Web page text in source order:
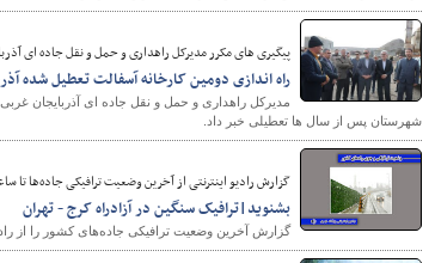
پیگیری های مکرر مدیرکل راهداری و حمل و نقل جاده ای
راه اندازی دومین کارخانه آسفالت تعطیل شده
مدیرکل راهداری و حمل و نقل جاده ای آذربایجان
شهرستان پس از سال ها تعطیلی خبر داد.
گزارش رادیو اینترنتی از آخرین وضعیت ترافیکی جاده‌ها تا ساعت ۹ هفتم
بشنوید|ترافیک سنگین در آزادراه کرج - تهران
گزارش آخرین وضعیت ترافیکی جاده‌های کشور را از